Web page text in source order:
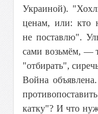
Украиной).
ценам, или: кто
не поставлю".
сами возьмём, —
"отбирать",
Война
катку"? И что